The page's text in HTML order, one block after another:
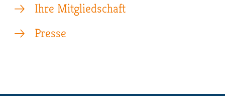
Ihre Mitgliedschaft
Presse